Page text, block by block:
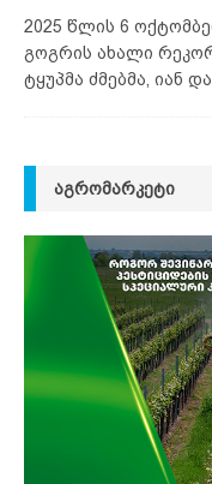
2025 წლის 6
გოგრის ახალი
ტყუპმა ძმებმა, იან
ᲐᲒᲠᲝᲛᲐᲠᲙᲔᲢᲘ